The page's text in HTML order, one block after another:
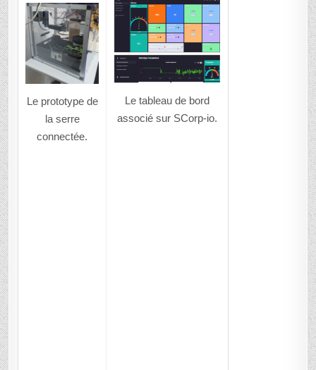
Le prototype de
la serre
connectée.
Le tableau de bord
associé sur SCorp-io.